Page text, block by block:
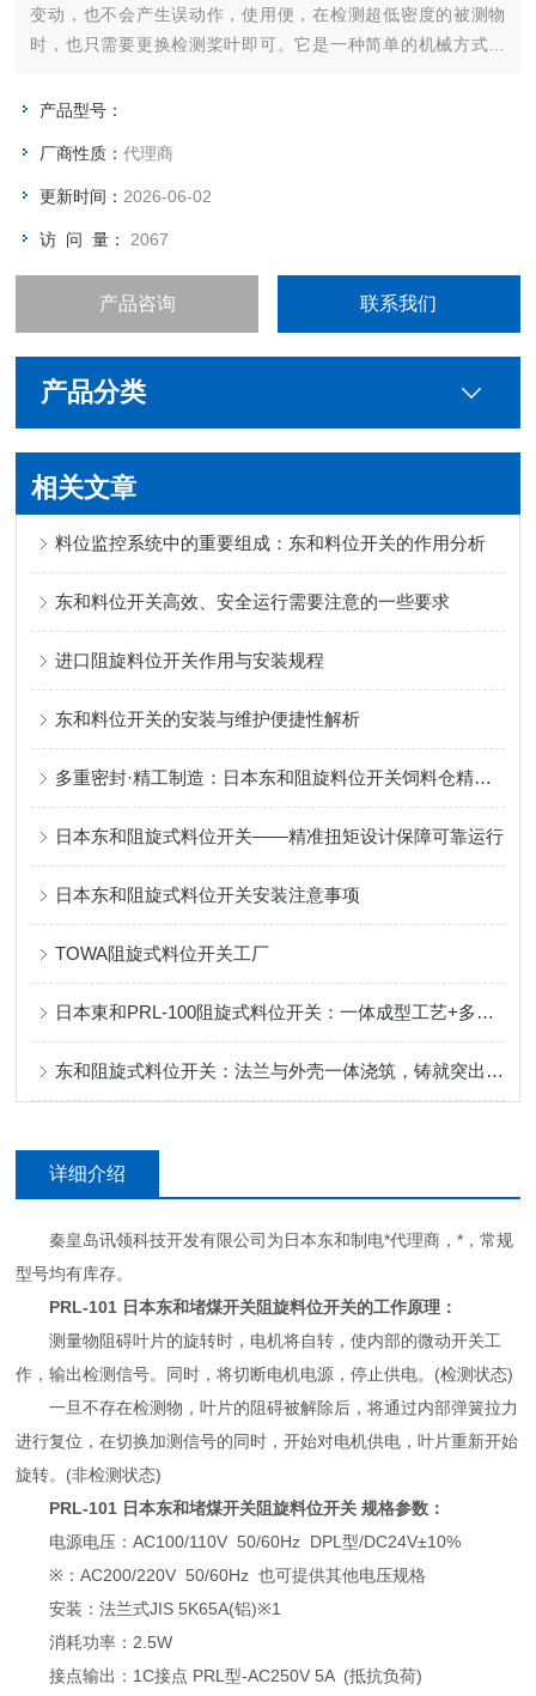
变动，也不会产生误动作，使用便，在检测超低密度的被测物
时，也只需要更换检测桨叶即可。它是一种简单的机械方式装
能力很强，也可克服挂料的问题，是粉体在料位检测方面为适用
产品型号：
厂商性质：代理商
更新时间： 2026-06-02
访 问 量： 2067
产品咨询 联系我们
产品分类
相关文章
料位监控系统中的重要组成：东和料位开关的作用分析
东和料位开关高效、安全运行需要注意的一些要求
进口阻旋料位开关作用与安装规程
东和料位开关的安装与维护便捷性解析
多重密封·精工制造：日本东和阻旋料位开关饲料仓精准控料
日本东和阻旋式料位开关——精准扭矩设计保障可靠运行
日本东和阻旋式料位开关安装注意事项
TOWA阻旋式料位开关工厂
日本東和PRL-100阻旋式料位开关：一体成型工艺+多重密封，定义可靠防护！
东和阻旋式料位开关：法兰与外壳一体浇筑，铸就突出性能
详细介绍
秦皇岛讯领科技开发有限公司为日本东和制电*代理商，*，常规
型号均有库存。
PRL-101 日本东和堵煤开关阻旋料位开关的工作原理：
测量物阻碍叶片的旋转时，电机将自转，使内部的微动开关工
作，输出检测信号。同时，将切断电机电源，停止供电。(检测状态)
一旦不存在检测物，叶片的阻碍被解除后，将通过内部弹簧拉力
进行复位，在切换加测信号的同时，开始对电机供电，叶片重新开始
旋转。(非检测状态)
PRL-101 日本东和堵煤开关阻旋料位开关 规格参数：
电源电压：AC100/110V 50/60Hz DPL型/DC24V±10%
※：AC200/220V 50/60Hz 也可提供其他电压规格
安装：法兰式JIS 5K65A(铝)※1
消耗功率：2.5W
接点输出：1C接点 PRL型-AC250V 5A (抵抗负荷)